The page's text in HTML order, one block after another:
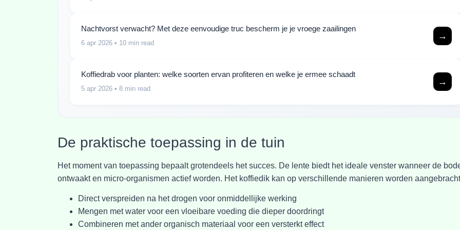
Nachtvorst verwacht? Met deze eenvoudige truc bescherm je je vroege zaailingen
6 apr 2026 • 10 min read
→
Koffiedrab voor planten: welke soorten ervan profiteren en welke je ermee schaadt
5 apr 2026 • 8 min read
→
De praktische toepassing in de tuin
Het moment van toepassing bepaalt grotendeels het succes. De lente biedt het ideale venster wanneer de
ontwaakt en micro-organismen actief worden. Het koffiedik kan op verschillende manieren worden
Direct verspreiden na het drogen voor onmiddellijke werking
Mengen met water voor een vloeibare voeding die dieper doordringt
Combineren met ander organisch materiaal voor een versterkt effect